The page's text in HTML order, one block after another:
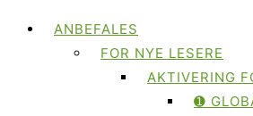
ANBEFALES
FOR NYE LESERE
AKTIVERING
➊